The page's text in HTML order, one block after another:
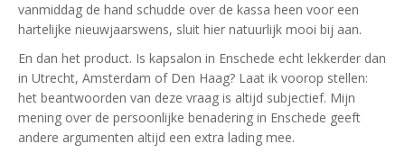
vanmiddag de hand schudde over de kassa heen voor een
hartelijke nieuwjaarswens, sluit hier natuurlijk mooi bij aan.
En dan het product. Is kapsalon in Enschede echt lekkerder dan
in Utrecht, Amsterdam of Den Haag? Laat ik voorop stellen:
het beantwoorden van deze vraag is altijd subjectief. Mijn
mening over de persoonlijke benadering in Enschede geeft
andere argumenten altijd een extra lading mee.